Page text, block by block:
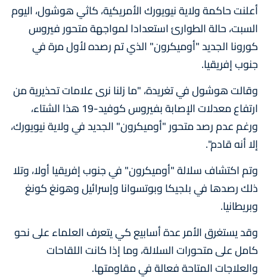
أعلنت حاكمة ولاية نيويورك الأمريكية، كاثي هوشول، اليوم
السبت، حالة الطوارئ استعدادا لمواجهة متحور فيروس
كورونا الجديد "أوميكرون" الذي تم رصده لأول مرة في
جنوب إفريقيا.
وقالت هوشول في تغريدة، "ما زلنا نرى علامات تحذيرية من
ارتفاع معدلات الإصابة بفيروس كوفيد-19 هذا الشتاء،
ورغم عدم رصد متحور "أوميكرون" الجديد في ولاية نيويورك،
إلا أنه قادم".
وتم اكتشاف سلالة "أوميكرون" في جنوب إفريقيا أولا، وتلا
ذلك رصدها في بلجيكا وبوتسوانا وإسرائيل وهونغ كونغ
وبريطانيا.
وقد يستغرق الأمر عدة أسابيع كي يتعرف العلماء على نحو
كامل على متحورات السلالة، وما إذا كانت اللقاحات
والعلاجات المتاحة فعالة في مقاومتها.